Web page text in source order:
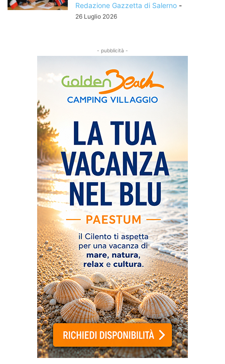
Redazione Gazzetta di Salerno -
26 Luglio 2026
- pubblicità -